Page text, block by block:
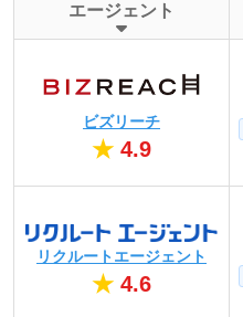
エージェント
ビズリーチ
★ 4.9
リクルートエージェント
★ 4.6